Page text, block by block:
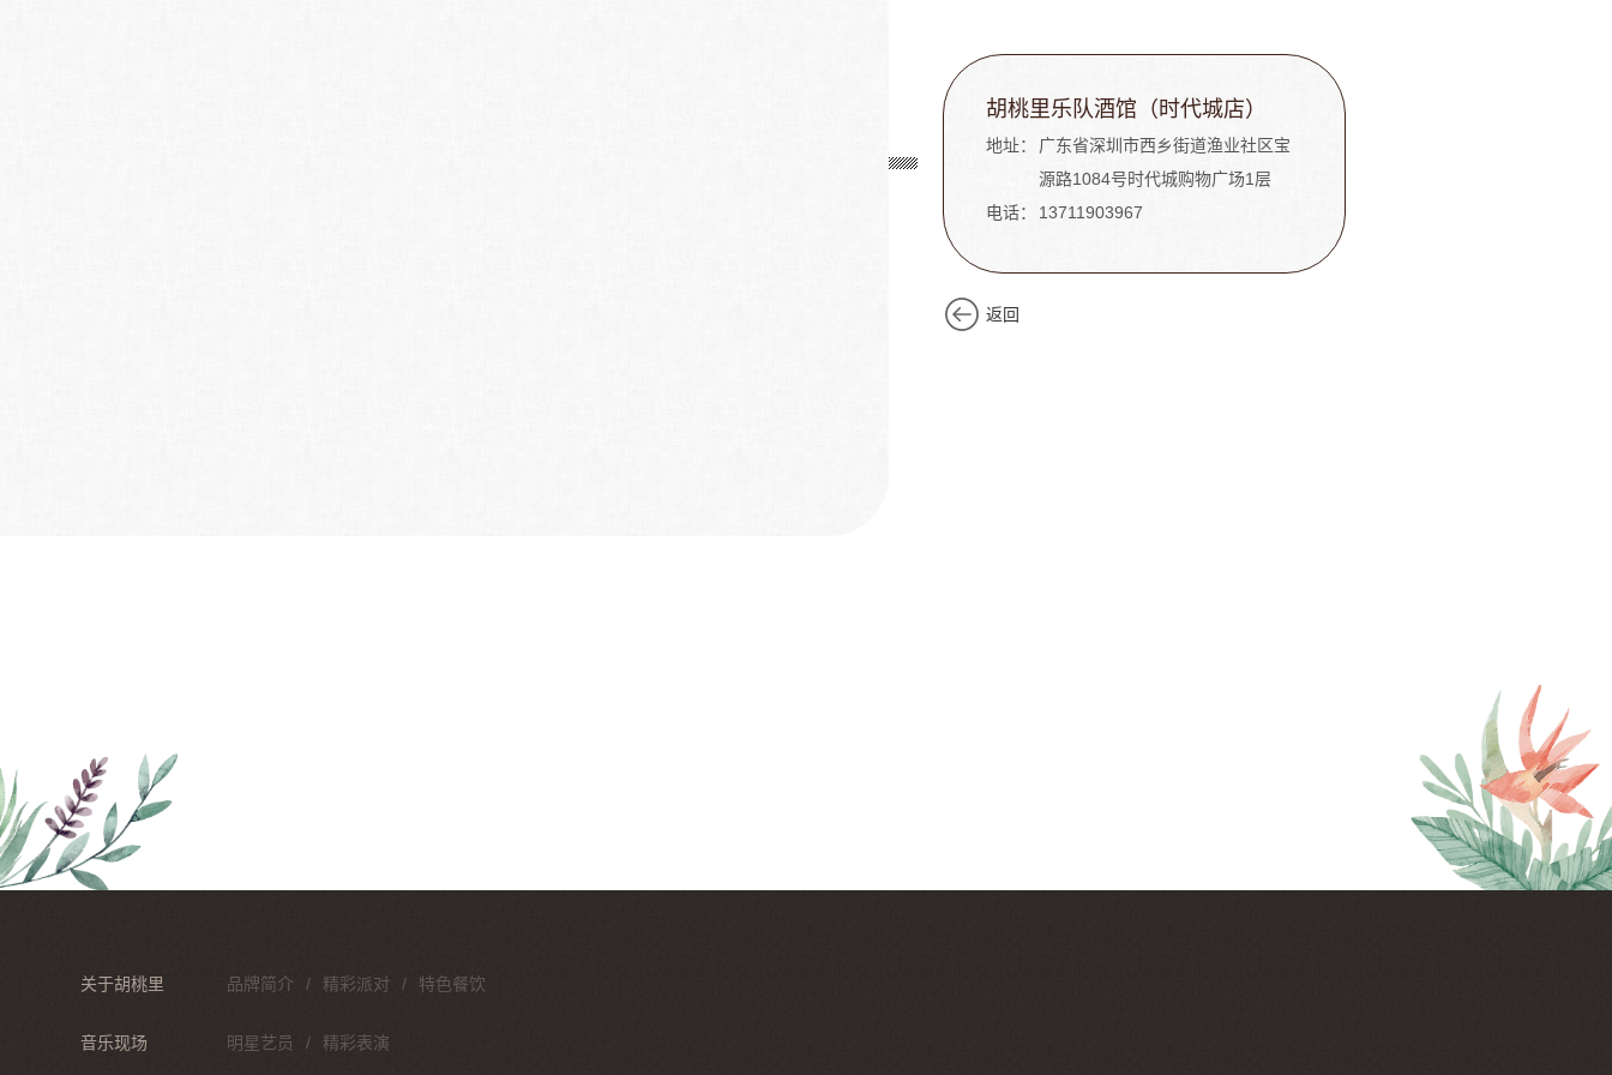
胡桃里乐队酒馆（时代城店）
地址：
广东省深圳市西乡街道渔业社区宝
源路1084号时代城购物广场1层
电话：
13711903967
返回
关于胡桃里 品牌简介 精彩派对 特色餐饮
音乐现场 明星艺员 精彩表演